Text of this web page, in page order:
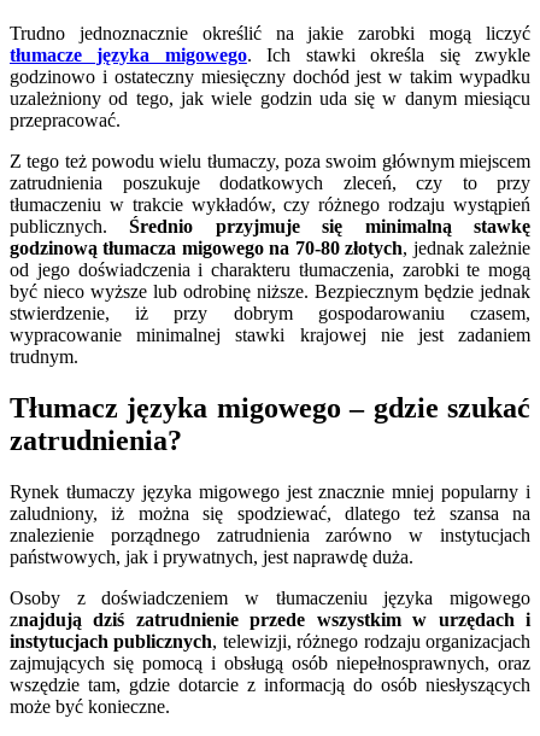
Trudno jednoznacznie określić na jakie zarobki mogą liczyć
tłumacze języka migowego. Ich stawki określa się zwykle
godzinowo i ostateczny miesięczny dochód jest w takim wypadku
uzależniony od tego, jak wiele godzin uda się w danym miesiącu
przepracować.
Z tego też powodu wielu tłumaczy, poza swoim głównym miejscem
zatrudnienia poszukuje dodatkowych zleceń, czy to przy
tłumaczeniu w trakcie wykładów, czy różnego rodzaju wystąpień
publicznych.Średnio przyjmuje się minimalną stawkę
godzinową tłumacza migowego na 70-80 złotych, jednak zależnie
od jego doświadczenia i charakteru tłumaczenia, zarobki te mogą
być nieco wyższe lub odrobinę niższe. Bezpiecznym będzie jednak
stwierdzenie, iż przy dobrym gospodarowaniu czasem,
wypracowanie minimalnej stawki krajowej nie jest zadaniem
trudnym.
Tłumacz języka migowego – gdzie szukać
zatrudnienia?
Rynek tłumaczy języka migowego jest znacznie mniej popularny i
zaludniony, iż można się spodziewać, dlatego też szansa na
znalezienie porządnego zatrudnienia zarówno w instytucjach
państwowych, jak i prywatnych, jest naprawdę duża.
Osoby z doświadczeniem w tłumaczeniu języka migowego
znajdują dziś zatrudnienie przede wszystkim w urzędach i
instytucjach publicznych, telewizji, różnego rodzaju organizacjach
zajmujących się pomocą i obsługą osób niepełnosprawnych, oraz
wszędzie tam, gdzie dotarcie z informacją do osób niesłyszących
może być konieczne.